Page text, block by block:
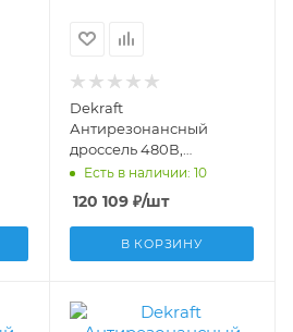
Dekraft
Антирезонансный
дроссель 480В,
расстройка 7%, 60 (4,2)
кВАр, медь ДР-101
50530DEK
Есть в наличии: 10
120 109₽/шт
В КОРЗИНУ